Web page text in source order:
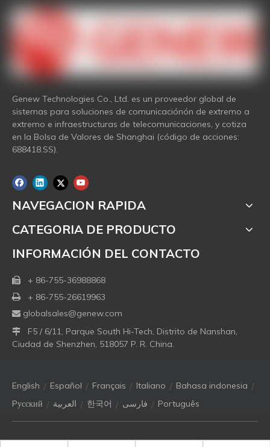
Genew Technologies Co., Ltd. es un proveedor global de
sistemas para soluciones de comunicaciónón de extremo a
extremo e infraestructuras de telecomunicaciones, y cotiza
en la Bolsa de Valores de Shanghai (código de acciones:
688418.SS).
NAVEGACION RAPIDA
CATEGORIA DE PRODUCTO
INFORMACIÓN DEL CONTACTO
 + 86-755-36988868
 + 86-755-26619963
 globalsales@genew.com
 F5 / 6/11, Parque South Hi-Tech, Distrito de Nanshan,
Ciudad de Shenzhen, 518057 P. R. China.
English / Español / Français / Italiano / Bahasa indonesia /
Pусский / العربية / 한국어 / فارسی / Português
Copyright © 2021 Genew Technologies Co. Ltd. Todos los